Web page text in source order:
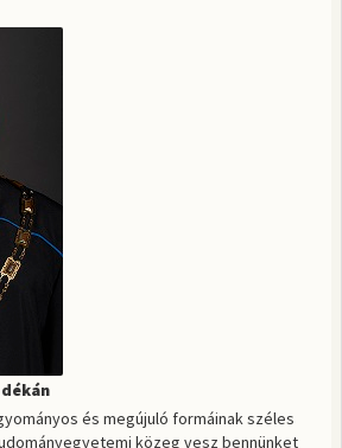
és megújuló formáinak széles
közeg vesz bennünket